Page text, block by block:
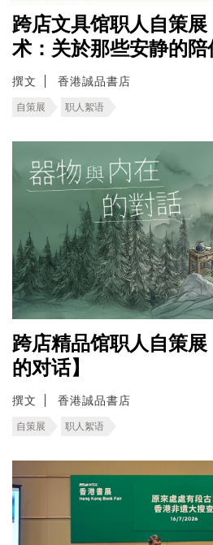
跨店文具馆职人自策
术：关於那些安静的陪
撰文 香港誠品書店
自策展 职人絮语
跨店精品馆职人自策
的对话】
撰文 香港誠品書店
自策展 职人絮语